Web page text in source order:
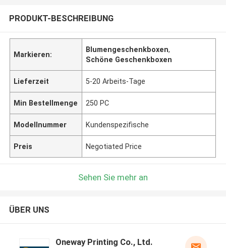
PRODUKT-BESCHREIBUNG
Markieren:
Blumengeschenkboxen,
Schöne Geschenkboxen
Lieferzeit 5-20 Arbeits-Tage
Min Bestellmenge 250 PC
Modellnummer Kundenspezifische
Preis Negotiated Price
Sehen Sie mehr an
ÜBER UNS
Oneway Printing Co., Ltd.